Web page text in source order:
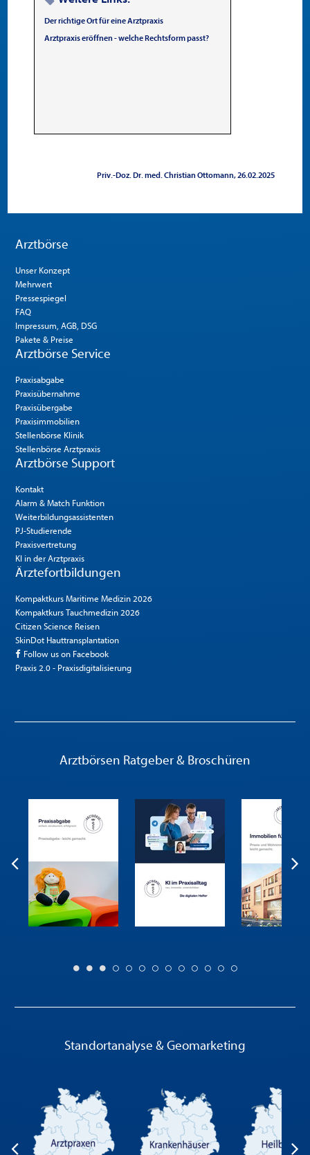
Der richtige Ort für eine Arztpraxis
Arztpraxis eröffnen - welche Rechtsform passt?
Priv.-Doz. Dr. med. Christian Ottomann 26.02.2025
Arztbörse
Unser Konzept
Mehrwert
Pressespiegel
FAQ
Impressum, AGB, DSG
Pakete & Preise
Arztbörse Service
Praxisabgabe
Praxisübernahme
Praxisübergabe
Praxisimmobilien
Stellenbörse Klinik
Stellenbörse Arztpraxis
Arztbörse Support
Kontakt
Alarm & Match Funktion
Weiterbildungsassistenten
PJ-Studierende
Praxisvertretung
KI in der Arztpraxis
Ärztefortbildungen
Kompaktkurs Maritime Medizin 2026
Kompaktkurs Tauchmedizin 2026
Citizen Science Reisen
SkinDot Hauttransplantation
Follow us on Facebook
Praxis 2.0 - Praxisdigitalisierung
Arztbörsen Ratgeber & Broschüren
Standortanalyse & Geomarketing